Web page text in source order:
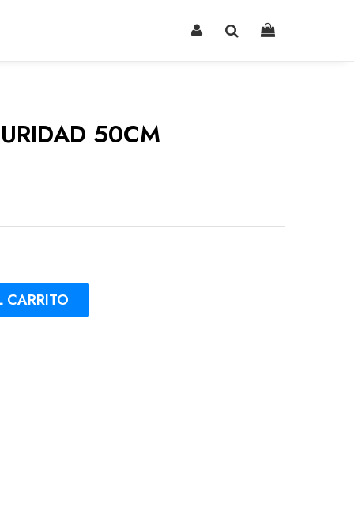
50CM
CARRITO